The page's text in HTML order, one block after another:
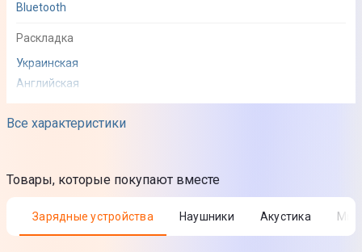
Все характеристики
Bluetooth
Раскладка
Украинская
Английская
75%
Конструкция
Товары, которые покупают вместе
Зарядные устройства Наушники Акустика